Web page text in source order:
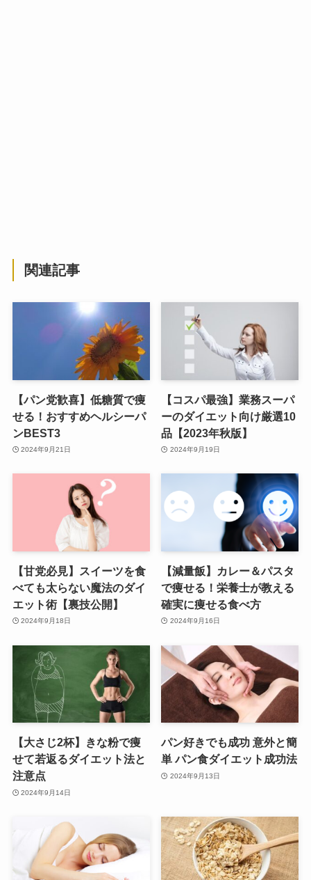
関連記事
【パン党歓喜】低糖質で痩
せる！おすすめヘルシーパ
ンBEST3
2024年9月21日
【コスパ最強】業務スーパ
ーのダイエット向け厳選10
品【2023年秋版】
2024年9月19日
【甘党必見】スイーツを食
べても太らない魔法のダイ
エット術【裏技公開】
2024年9月18日
【減量飯】カレー＆パスタ
で痩せる！栄養士が教える
確実に痩せる食べ方
2024年9月16日
【大さじ2杯】きな粉で痩
せて若返るダイエット法と
注意点
2024年9月14日
パン好きでも成功 意外と簡
単 パン食ダイエット成功法
2024年9月13日